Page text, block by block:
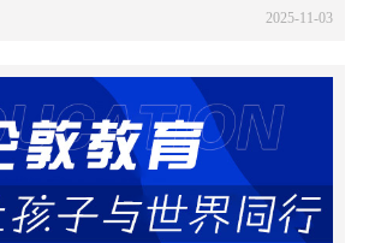
不仅热爱口才艺术，对传统文化亦怀有浓厚兴趣。
2025-11-03